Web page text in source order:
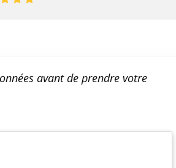
avant de prendre votre